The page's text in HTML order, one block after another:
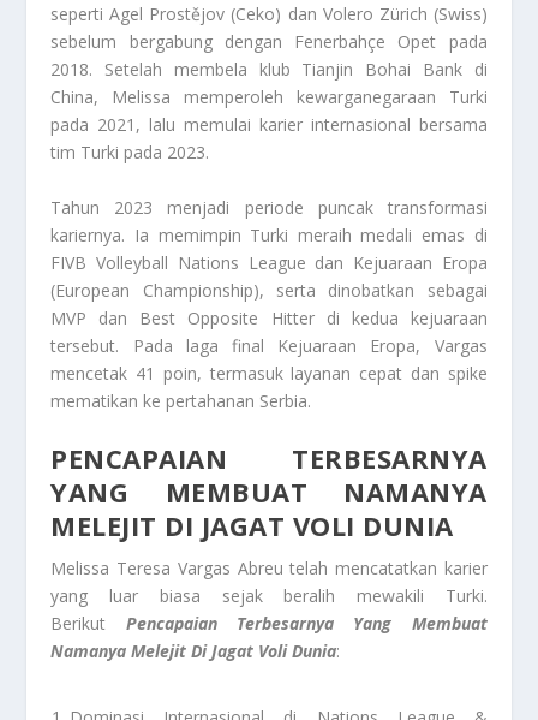
seperti Agel Prostějov (Ceko) dan Volero Zürich (Swiss)
sebelum bergabung dengan Fenerbahçe Opet pada
2018. Setelah membela klub Tianjin Bohai Bank di
China, Melissa memperoleh kewarganegaraan Turki
pada 2021, lalu memulai karier internasional bersama
tim Turki pada 2023.
Tahun 2023 menjadi periode puncak transformasi
kariernya. Ia memimpin Turki meraih medali emas di
FIVB Volleyball Nations League dan Kejuaraan Eropa
(European Championship), serta dinobatkan sebagai
MVP dan Best Opposite Hitter di kedua kejuaraan
tersebut. Pada laga final Kejuaraan Eropa, Vargas
mencetak 41 poin, termasuk layanan cepat dan spike
mematikan ke pertahanan Serbia.
PENCAPAIAN TERBESARNYA
YANG MEMBUAT NAMANYA
MELEJIT DI JAGAT VOLI DUNIA
Melissa Teresa Vargas Abreu telah mencatatkan karier
yang luar biasa sejak beralih mewakili Turki.
Berikut Pencapaian Terbesarnya Yang Membuat
Namanya Melejit Di Jagat Voli Dunia: